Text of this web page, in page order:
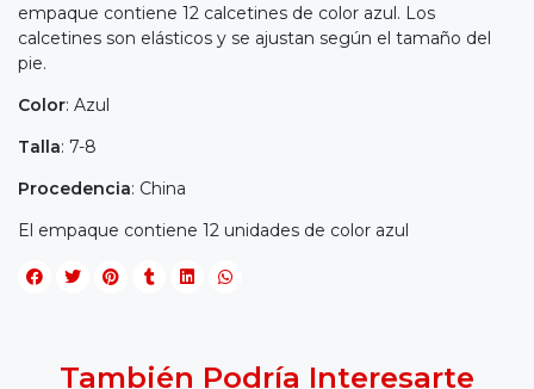
empaque contiene 12 calcetines de color azul. Los
calcetines son elásticos y se ajustan según el tamaño del
pie.
Color: Azul
Talla: 7-8
Procedencia: China
El empaque contiene 12 unidades de color azul
También Podría Interesarte